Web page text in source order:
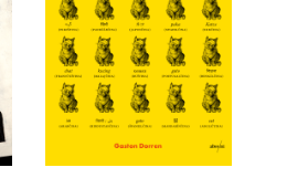
spolu komunikujú
Indonézania, ktorých je
265 miliónov, žijú na
takmer tisícke ostrovov a
hovoria sedemsto
jazykmi? Pripravte sa,